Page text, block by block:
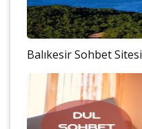
Balıkesir Sohbet Sitesi